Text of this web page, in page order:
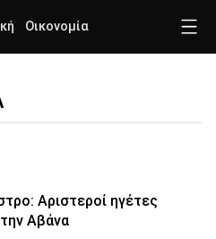
Οικονομία
Αριστεροί ηγέτες
Aβάνα